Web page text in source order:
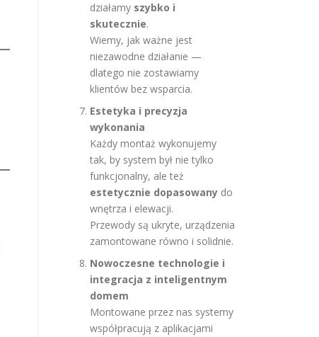
działamy szybko i
skutecznie.
Wiemy, jak ważne jest
niezawodne działanie —
dlatego nie zostawiamy
klientów bez wsparcia.
Estetyka i precyzja
wykonania
Każdy montaż wykonujemy
tak, by system był nie tylko
funkcjonalny, ale też
estetycznie dopasowany do
wnętrza i elewacji.
Przewody są ukryte, urządzenia
zamontowane równo i solidnie.
Nowoczesne technologie i
integracja z inteligentnym
domem
Montowane przez nas systemy
współpracują z aplikacjami